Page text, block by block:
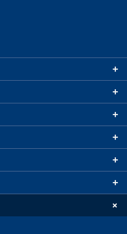
+
+
+
+
+
+
+